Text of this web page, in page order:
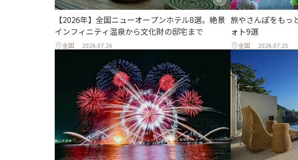
【2026年】全国ニューオープンホテル8選。絶景
インフィニティ温泉から文化財の邸宅まで
全国 2026.07.26
旅やさんぽをもっ
ォト9選
全国 2026.07.25